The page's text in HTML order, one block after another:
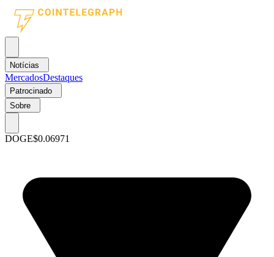
Notícias
MercadosDestaques
Patrocinado
Sobre
DOGE$0.06971